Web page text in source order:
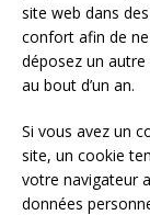
site web dans
confort afin de
déposez un
au bout d’un an.
Si vous avez un
site, un cookie
votre navigateur
données